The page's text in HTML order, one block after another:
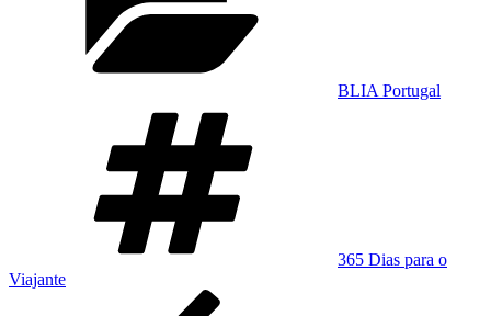
BLIA Portugal
365 Dias para o
Viajante